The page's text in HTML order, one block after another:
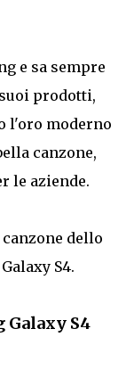
e sa sempre
prodotti,
l'oro moderno
canzone,
le aziende.
dello
S4.
Galaxy S4